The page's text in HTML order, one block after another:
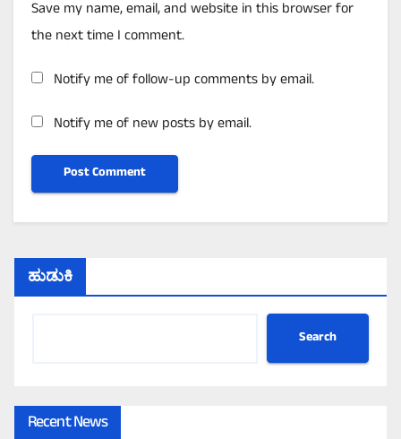
Save my name, email, and website in this browser for
the next time I comment.
Notify me of follow-up comments by email.
Notify me of new posts by email.
ಹುಡುಕಿ
Search
Recent News